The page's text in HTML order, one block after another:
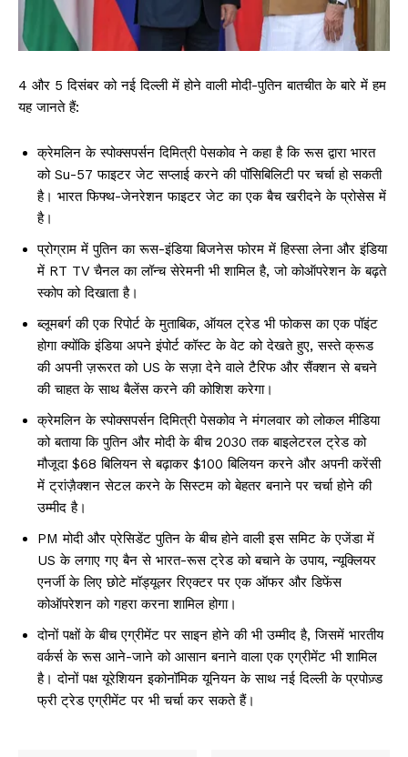
4 और 5 दिसंबर को नई दिल्ली में होने वाली मोदी-पुतिन बातचीत के बारे में हम
यह जानते हैं:
क्रेमलिन के स्पोक्सपर्सन दिमित्री पेसकोव ने कहा है कि रूस द्वारा भारत
को Su-57 फाइटर जेट सप्लाई करने की पॉसिबिलिटी पर चर्चा हो सकती
है। भारत फिफ्थ-जेनरेशन फाइटर जेट का एक बैच खरीदने के प्रोसेस में
है।
प्रोग्राम में पुतिन का रूस-इंडिया बिजनेस फोरम में हिस्सा लेना और इंडिया
में RT TV चैनल का लॉन्च सेरेमनी भी शामिल है, जो कोऑपरेशन के बढ़ते
स्कोप को दिखाता है।
ब्लूमबर्ग की एक रिपोर्ट के मुताबिक, ऑयल ट्रेड भी फोकस का एक पॉइंट
होगा क्योंकि इंडिया अपने इंपोर्ट कॉस्ट के वेट को देखते हुए, सस्ते क्रूड
की अपनी ज़रूरत को US के सज़ा देने वाले टैरिफ और सैंक्शन से बचने
की चाहत के साथ बैलेंस करने की कोशिश करेगा।
क्रेमलिन के स्पोक्सपर्सन दिमित्री पेसकोव ने मंगलवार को लोकल मीडिया
को बताया कि पुतिन और मोदी के बीच 2030 तक बाइलेटरल ट्रेड को
मौजूदा $68 बिलियन से बढ़ाकर $100 बिलियन करने और अपनी करेंसी
में ट्रांज़ैक्शन सेटल करने के सिस्टम को बेहतर बनाने पर चर्चा होने की
उम्मीद है।
PM मोदी और प्रेसिडेंट पुतिन के बीच होने वाली इस समिट के एजेंडा में
US के लगाए गए बैन से भारत-रूस ट्रेड को बचाने के उपाय, न्यूक्लियर
एनर्जी के लिए छोटे मॉड्यूलर रिएक्टर पर एक ऑफर और डिफेंस
कोऑपरेशन को गहरा करना शामिल होगा।
दोनों पक्षों के बीच एग्रीमेंट पर साइन होने की भी उम्मीद है, जिसमें भारतीय
वर्कर्स के रूस आने-जाने को आसान बनाने वाला एक एग्रीमेंट भी शामिल
है। दोनों पक्ष यूरेशियन इकोनॉमिक यूनियन के साथ नई दिल्ली के प्रपोज़्ड
फ्री ट्रेड एग्रीमेंट पर भी चर्चा कर सकते हैं।